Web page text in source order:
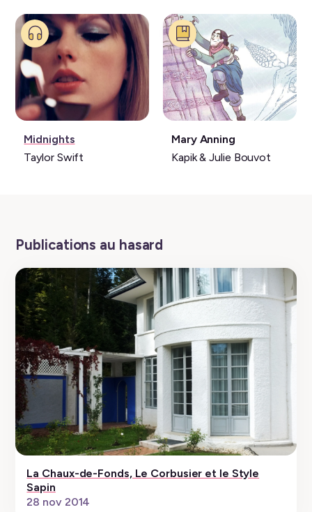
Musique:
Midnights
Taylor Swift
Livre:
Mary Anning
Kapik & Julie Bouvot
Publications au hasard
La Chaux-de-Fonds, Le Corbusier et le Style
Sapin
28 nov 2014